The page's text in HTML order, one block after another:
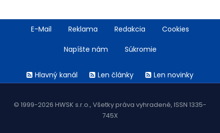
FooterE-Mail Reklama Redakcia Cookies
Napíšte nám Súkromie
menuHlavný kanál Len články Len novinky
© 1999-2026 HWSK s.r.o., Všetky práva vyhradené, ISSN 1335-
745X